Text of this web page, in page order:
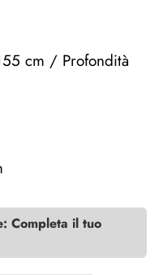
cm / Profondità
Completa il tuo